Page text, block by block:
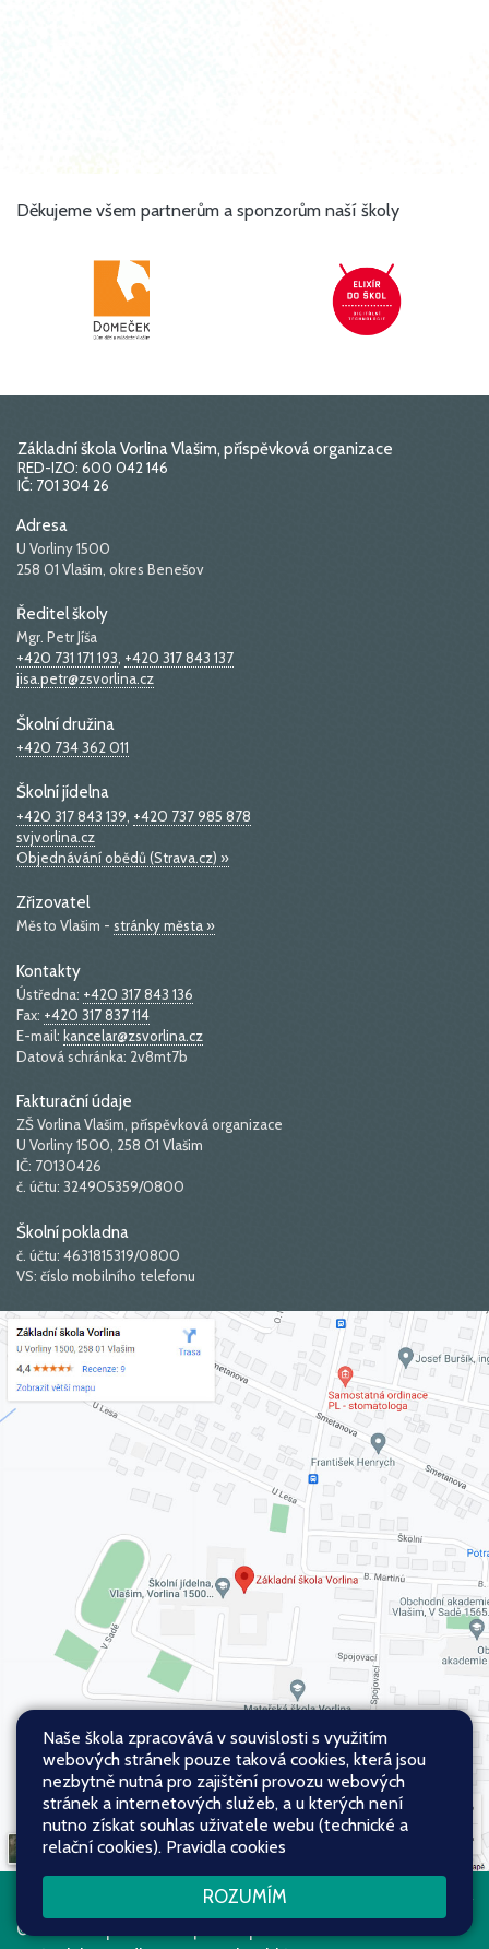
Děkujeme všem partnerům a sponzorům naší školy
Základní škola Vorlina Vlašim, příspěvková organizace
RED-IZO: 600 042 146
IČ: 701 304 26
Adresa
U Vorliny 1500
258 01 Vlašim, okres Benešov
Ředitel školy
Mgr. Petr Jíša
+420 731 171 193, +420 317 843 137
jisa.petr@zsvorlina.cz
Školní družina
+420 734 362 011
Školní jídelna
+420 317 843 139 +420 737 985 878
svjvorlina.cz
Objednávání obědů (Strava.cz) »
Zřizovatel
Město Vlašim - stránky města »
Kontakty
Ústředna: +420 317 843 136
Fax: +420 317 837 114
E-mail: kancelar@zsvorlina.cz
Datová schránka: 2v8mt7b
Fakturační údaje
ZŠ Vorlina Vlašim, příspěvková organizace
U Vorliny 1500, 258 01 Vlašim
IČ: 70130426
č. účtu: 324905359/0800
Školní pokladna
č. účtu: 4631815319/0800
VS: číslo mobilního telefonu
Všechna práva vyhrazena. Copyright
© 2026
Naše škola zpracovává v souvislosti s využitím
webových stránek pouze taková cookies, která jsou
nezbytně nutná pro zajištění provozu webových
stránek a internetových služeb, a u kterých není
nutno získat souhlas uživatele webu (technické a
relační cookies). Pravidla cookies
ROZUMÍM